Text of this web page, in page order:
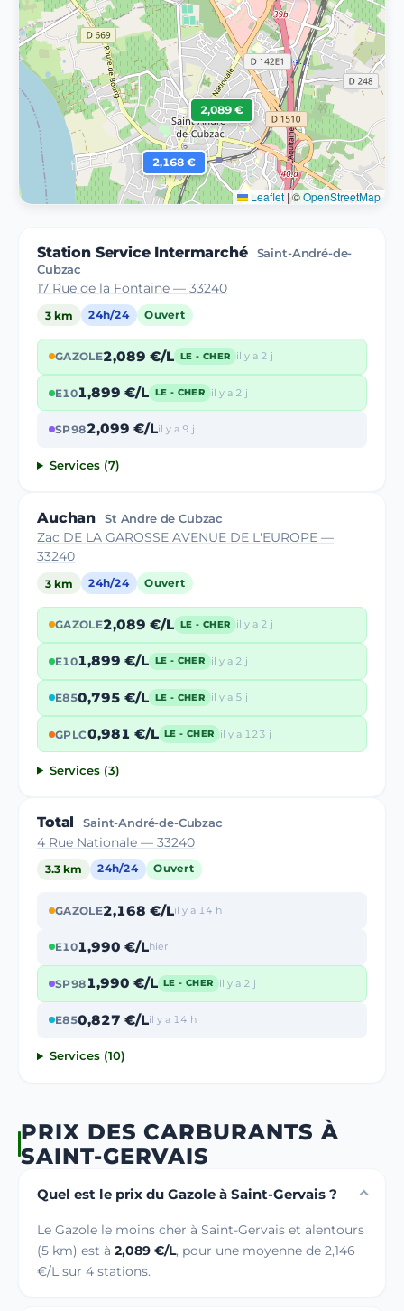
2,089 €
2,168 €
Leaflet |©OpenStreetMap
Station Service Intermarché
Saint-André-de-
Cubzac
17 Rue de la Fontaine — 33240
3 km 24h/24 Ouvert
GAZOLE2,089 €/L LE - CHER il y a 2 j
E101,899 €/L LE - CHER il y a 2 j
SP982,099 €/Lil y a 9 j
Services (7)
Auchan St Andre de Cubzac
Zac DE LA GAROSSE AVENUE DE L'EUROPE —
33240
3 km 24h/24 Ouvert
GAZOLE2,089 €/L LE - CHER il y a 2 j
E101,899 €/L LE - CHER il y a 2 j
E850,795 €/L LE - CHER il y a 5 j
GPLC0,981 €/L LE - CHER il y a 123 j
Services (3)
Total Saint-André-de-Cubzac
4 Rue Nationale — 33240
3.3 km 24h/24 Ouvert
GAZOLE2,168 €/Lil y a 14 h
E101,990 €/Lhier
SP981,990 €/L LE - CHER il y a 2 j
E850,827 €/Lil y a 14 h
Services (10)
PRIX DES CARBURANTS À
SAINT-GERVAIS
Quel est le prix du Gazole à Saint-Gervais ?
Le Gazole le moins cher à Saint-Gervais et alentours
(5 km) est à 2,089 €/L, pour une moyenne de 2,146
€/L sur 4 stations.